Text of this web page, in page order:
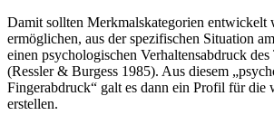
Damit sollten Merkmalskategorien entwickelt
ermöglichen, aus der spezifischen Situation
einen psychologischen Verhaltensabdruck des
(Ressler & Burgess 1985). Aus diesem
Fingerabdruck“ galt es dann ein Profil für die
erstellen.